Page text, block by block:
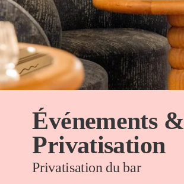
Événements &
Privatisation
Privatisation du bar